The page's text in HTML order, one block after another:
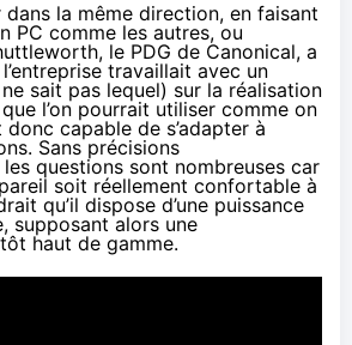
la même direction, en faisant
PC comme les autres, ou
le PDG de Canonical, a
travaillait avec un
sait pas lequel) sur la réalisation
l’on pourrait utiliser comme on
capable de s’adapter à
Sans précisions
questions sont nombreuses car
soit réellement confortable à
qu’il dispose d’une puissance
supposant alors une
haut de gamme.